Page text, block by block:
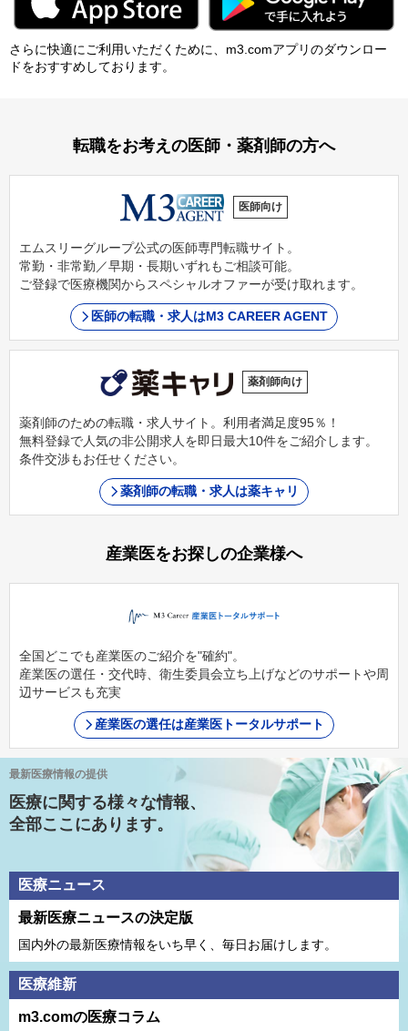
さらに快適にご利⽤いただくために、m3.comアプリのダウンロー
ドをおすすめしております。
転職をお考えの医師・薬剤師の方へ
医師向け
エムスリーグループ公式の医師専門転職サイト。
常勤・非常勤／早期・長期いずれもご相談可能。
ご登録で医療機関からスペシャルオファーが受け取れます。
医師の転職・求人はM3 CAREER AGENT
薬剤師向け
薬剤師のための転職・求人サイト。利用者満足度95％！
無料登録で人気の非公開求人を即日最大10件をご紹介します。
条件交渉もお任せください。
薬剤師の転職・求人は薬キャリ
産業医をお探しの企業様へ
全国どこでも産業医のご紹介を"確約"。
産業医の選任・交代時、衛生委員会立ち上げなどのサポートや周
辺サービスも充実
産業医の選任は産業医トータルサポート
最新医療情報の提供
医療に関する様々な情報、
全部ここにあります。
医療ニュース
最新医療ニュースの決定版
国内外の最新医療情報をいち早く、毎日お届けします。
医療維新
m3.comの医療コラム